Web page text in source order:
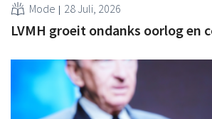
Mode 28 Juli, 2026
LVMH groeit ondanks oorlog en